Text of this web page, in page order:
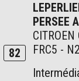
82
PERSEE
CITROEN
FRC5 -